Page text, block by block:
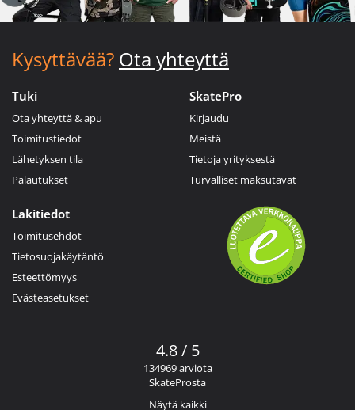
Kysyttävää? Ota yhteyttä
Tuki
Ota yhteyttä & apu
Toimitustiedot
Lähetyksen tila
Palautukset
SkatePro
Kirjaudu
Meistä
Tietoja yrityksestä
Turvalliset maksutavat
Lakitiedot
Toimitusehdot
Tietosuojakäytäntö
Esteettömyys
Evästeasetukset
4.8 / 5
134969 arviota
SkateProsta
Näytä kaikki